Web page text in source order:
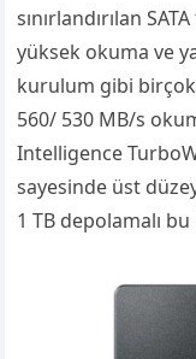
sınırlandırılan
yüksek okuma ve
kurulum gibi
560/ 530 MB/s
Intelligence
sayesinde üst
1 TB depolamalı